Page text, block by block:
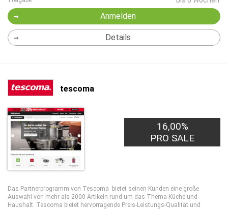
Anmelden
Details
tescoma
16,00%
PRO SALE
Das Partnerprogramm von Tescoma bietet seinen Kunden eine große
Auswahl von mehr als 2000 Artikeln rund um das Thema Küche und
Haushalt. Tescoma bietet hervorragende Preis-Leistungs-Qualität und